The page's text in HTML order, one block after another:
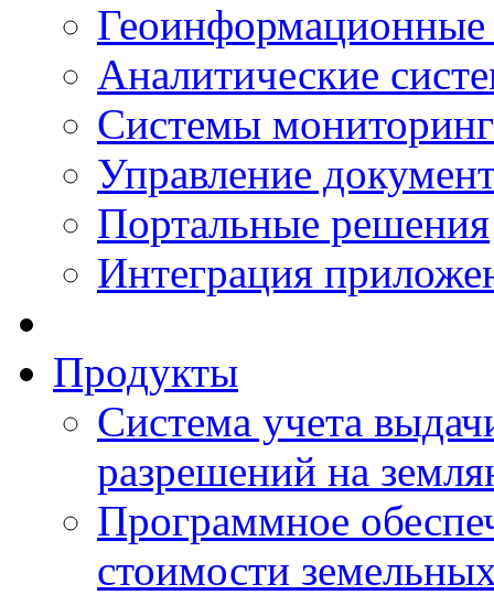
Аналитические
Системы
Управление
Портальные решения
Интеграция
Продукты
Система учета
разрешений на
Программное
стоимости